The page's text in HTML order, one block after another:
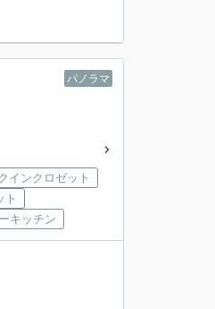
パノラマ
インクロゼット
ト
キッチン